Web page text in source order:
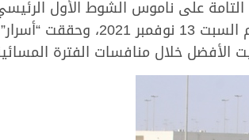
على ناموس الشوط الأول
مفتوح، خلال منافسات الفترة المسائية لآخر أيام السباق المحلي